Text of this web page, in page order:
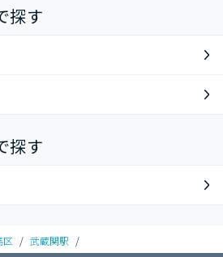
探す
探す
区 / 武蔵関駅 /